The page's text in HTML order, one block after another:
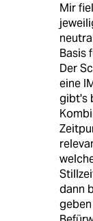
Mir
Basis
Der
eine
gibt's
dann